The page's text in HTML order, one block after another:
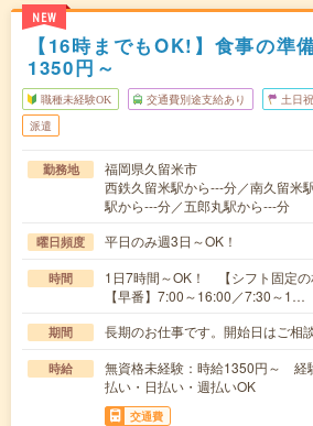
NEW
【16時までもOK!】食事の準
1350円～
職種未経験OK 交通費別途支給あり 土日
派遣
勤務地
福岡県久留米市
西鉄久留米駅から---分／南久留米
駅から---分／五郎丸駅から---分
曜日頻度 平日のみ週3日～OK！
時間
1日7時間～OK！ 【シフト固定
【早番】7:00～16:00／7:30～1…
期間 長期のお仕事です。開始日はご
時給
無資格未経験：時給1350円～
払い・日払い・週払いOK
交通費